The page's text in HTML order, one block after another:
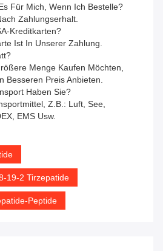
Für Mich, Wenn Ich Bestelle?
Zahlungserhalt.
Kreditkarten?
Ist In Unserer Zahlung.
Menge Kaufen Möchten,
Besseren Preis Anbieten.
Haben Sie?
Z.B.: Luft, See,
EMS Usw.
19-2 Tirzepatide
Peptide